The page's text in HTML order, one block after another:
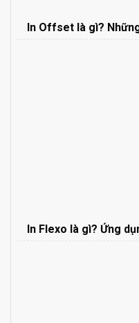
In Offset là gì?
In Flexo là gì? Ứng